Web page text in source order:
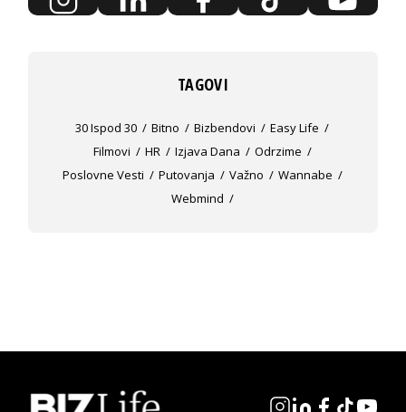
TAGOVI
30 Ispod 30 Bitno Bizbendovi
Easy Life
Filmovi
HR Izjava Dana
Odrzime
Poslovne Vesti
Putovanja Važno
Wannabe
Webmind